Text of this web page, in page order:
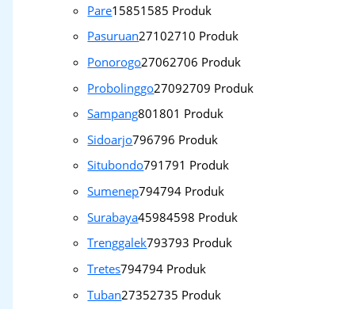
Pare15851585 Produk
Pasuruan27102710 Produk
Ponorogo27062706 Produk
Probolinggo27092709 Produk
Sampang801801 Produk
Sidoarjo796796 Produk
Situbondo791791 Produk
Sumenep794794 Produk
Surabaya45984598 Produk
Trenggalek793793 Produk
Tretes794794 Produk
Tuban27352735 Produk